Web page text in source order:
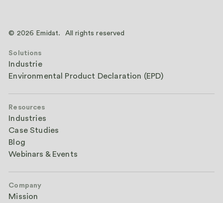
© 2026 Emidat. All rights reserved
Solutions
Industrie
Environmental Product Declaration (EPD)
Resources
Industries
Case Studies
Blog
Webinars & Events
Company
Mission